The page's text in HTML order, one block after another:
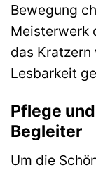
Bewegung
Meisterwerk
das
Lesbarkeit
Pflege
Begleiter
Um die